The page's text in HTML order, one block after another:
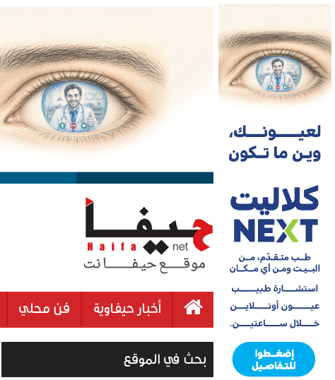
أخبار حيفاوية فن محلي
بحث في الموقع